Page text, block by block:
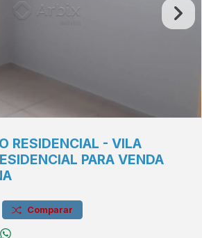
RESIDENCIAL - VILA
PARA VENDA
Comparar